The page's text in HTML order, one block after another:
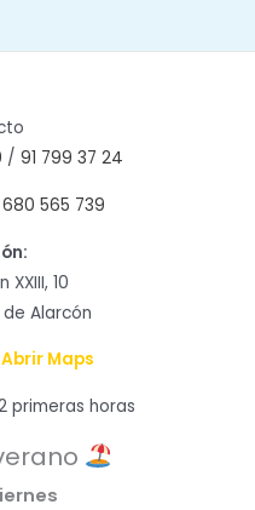
/ 91 799 37 24
565 739
10
Alarcón
Abrir Maps
primeras horas